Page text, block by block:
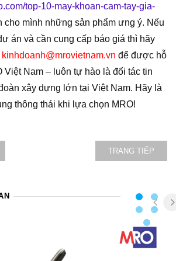
top-10-may-khoan-cam-tay-gia-
cho mình những sản phẩm ưng ý. Nếu
án và cần cung cấp báo giá thì hãy
kinhdoanh@mrovietnam.vn để được hỗ
Việt Nam – luôn tự hào là đối tác tin
xây dựng lớn tại Việt Nam. Hãy là
thông thái khi lựa chọn MRO!
TRANG TIẾP